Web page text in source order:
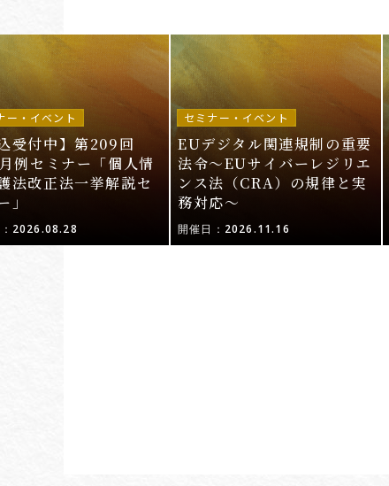
ー・イベント
受付中】第209回
例セミナー「個人情
法改正法一挙解説セ
」
2026.08.28
セミナー・イベント
EUデジタル関連規制の重要
法令〜EUサイバーレジリエ
ンス法（CRA）の規律と実
務対応〜
開催日：2026.11.16